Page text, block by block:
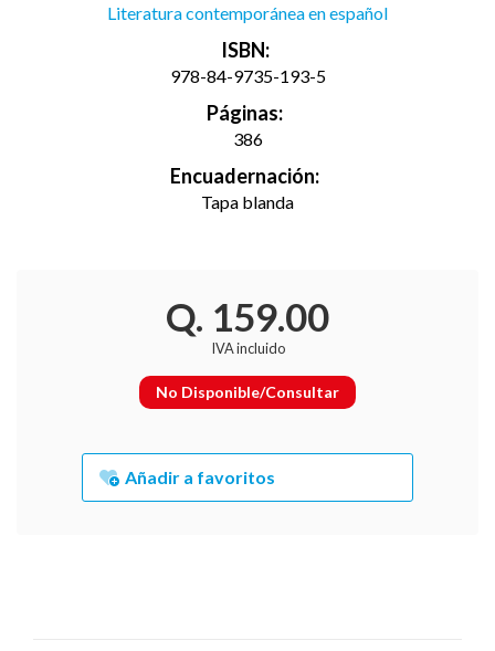
Literatura contemporánea en español
ISBN:
978-84-9735-193-5
Páginas:
386
Encuadernación:
Tapa blanda
Q. 159.00
IVA incluido
No Disponible/Consultar
Añadir a favoritos